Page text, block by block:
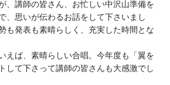
、講師の皆さん、お忙しい中沢山準備を
、思いが伝わるお話をして下さいまし
も発表も素晴らしく、充実した時間とな
えば、素晴らしい合唱。今年度も「翼を
して下さって講師の皆さんも大感激でし